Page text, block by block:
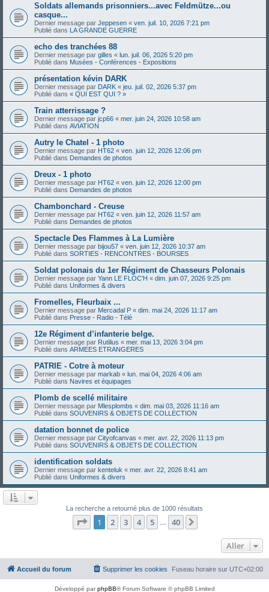
Soldats allemands prisonniers...avec Feldmütze...ou
casque...
Dernier message par Jeppesen « ven. juil. 10, 2026 7:21 pm
Publié dans LA GRANDE GUERRE
echo des tranchées 88
Dernier message par gilles « lun. juil. 06, 2026 5:20 pm
Publié dans Musées - Conférences - Expositions
présentation kévin DARK
Dernier message par DARK « jeu. juil. 02, 2026 5:37 pm
Publié dans « QUI EST QUI ? »
Train atterrissage ?
Dernier message par jcp66 « mer. juin 24, 2026 10:58 am
Publié dans AVIATION
Autry le Chatel - 1 photo
Dernier message par HT62 « ven. juin 12, 2026 12:06 pm
Publié dans Demandes de photos
Dreux - 1 photo
Dernier message par HT62 « ven. juin 12, 2026 12:00 pm
Publié dans Demandes de photos
Chambonchard - Creuse
Dernier message par HT62 « ven. juin 12, 2026 11:57 am
Publié dans Demandes de photos
Spectacle Des Flammes à La Lumière
Dernier message par bijou57 « ven. juin 12, 2026 10:37 am
Publié dans SORTIES - RENCONTRES - BOURSES
Soldat polonais du 1er Régiment de Chasseurs Polonais
Dernier message par Yann LE FLOC'H « dim. juin 07, 2026 9:25 pm
Publié dans Uniformes & divers
Fromelles, Fleurbaix ...
Dernier message par Mercadal P « dim. mai 24, 2026 11:17 am
Publié dans Presse - Radio - Télé
12e Régiment d’infanterie belge.
Dernier message par Rutilius « mer. mai 13, 2026 3:04 pm
Publié dans ARMEES ETRANGERES
PATRIE - Cotre à moteur
Dernier message par markab « lun. mai 04, 2026 4:06 am
Publié dans Navires et équipages
Plomb de scellé militaire
Dernier message par Mlesplombs « dim. mai 03, 2026 11:16 am
Publié dans SOUVENIRS & OBJETS DE COLLECTION
datation bonnet de police
Dernier message par Cityofcanvas « mer. avr. 22, 2026 11:13 pm
Publié dans SOUVENIRS & OBJETS DE COLLECTION
identification soldats
Dernier message par kenteluk « mer. avr. 22, 2026 8:41 am
Publié dans Uniformes & divers
La recherche a retourné plus de 1000 résultats
Page 1sur40
1 2 3 4 5 40
Aller
Accueil du forum Fuseau horaire sur UTC+02:00
Supprimer les cookies
Développé parphpBB® Forum Software © phpBB Limited